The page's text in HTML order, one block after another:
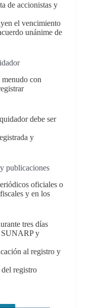
de accionistas y
el vencimiento
unánime de
con
debe ser
y
publicaciones
oficiales o
y en los
tres días
SUNARP y
al registro y
registro